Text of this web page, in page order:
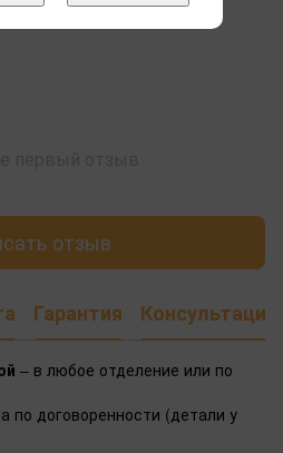
отзыв
Гарантия Консультация
– в любое отделение или по
по договоренности (детали у